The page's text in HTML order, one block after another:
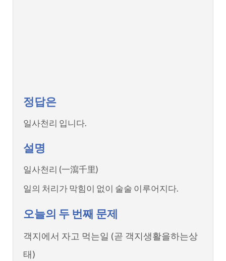
정답은
일사천리 입니다.
설명
일사천리 (一瀉千里)
일의 처리가 막힘이 없이 술술 이루어지다.
오늘의 두 번째 문제
객지에서 자고 먹는일 (곧 객지생활을하는상
태)